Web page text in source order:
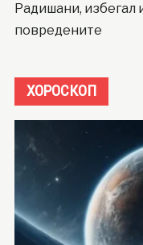
Радишани, избегал
повредените
ХОРОСКОП